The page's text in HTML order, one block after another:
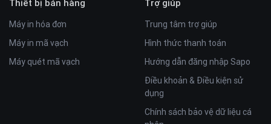
Thiết bị bán hàng
Máy in hóa đơn
Máy in mã vạch
Máy quét mã vạch
Trợ giúp
Trung tâm trợ giúp
Hình thức thanh toán
Hướng dẫn đăng nhập Sapo
Điều khoản & Điều kiện sử
dụng
Chính sách bảo vệ dữ liệu cá